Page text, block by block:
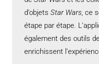
d’objets Star Wars, ce
étape par étape.
également des outils
enrichissent